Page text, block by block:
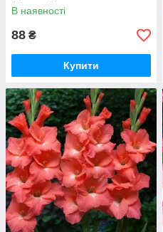
В наявності
88 ₴
Купити